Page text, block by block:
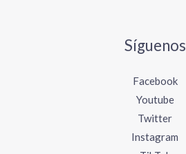
Síguenos
Facebook
Youtube
Twitter
Instagram